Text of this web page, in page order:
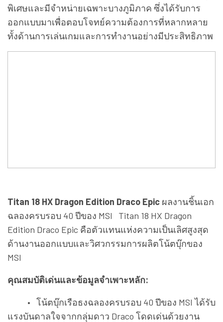
พิเศษและมีจำหน่ายเฉพาะบางภูมิภาค ซึ่งได้รับการ
ออกแบบมาเพื่อตอบโจทย์ความต้องการที่หลากหลาย
ทั้งด้านการเล่นเกมและการทำงานอย่างมีประสิทธิภาพ
Titan 18 HX Dragon Edition Draco Epic ผลงานชิ้นเอก
ฉลองครบรอบ 40 ปีของ MSI Titan 18 HX Dragon
Edition Draco Epic คือตัวแทนแห่งความเป็นเลิศสูงสุด
ด้านงานออกแบบและวิศวกรรมการผลิตโน้ตบุ๊กของ
MSI
คุณสมบัติเด่นและข้อมูลจำเพาะหลัก:
• โน้ตบุ๊กเรือธงฉลองครบรอบ 40 ปีของ MSI ได้รับ
แรงบันดาลใจจากกลุ่มดาว Draco โดดเด่นด้วยงาน